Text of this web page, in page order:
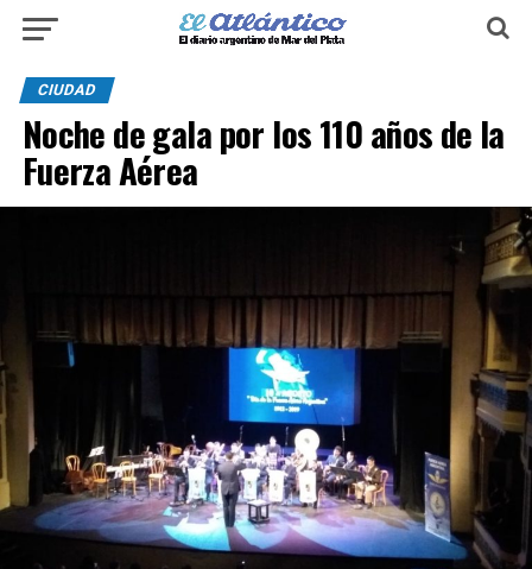
CIUDAD
Noche de gala por los 110 años de la
Fuerza Aérea